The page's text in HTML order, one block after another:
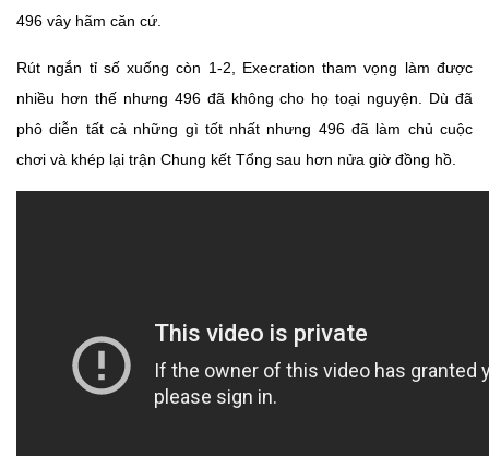
496 vây hãm căn cứ.
Rút ngắn tỉ số xuống còn 1-2, Execration tham vọng làm được
nhiều hơn thế nhưng 496 đã không cho họ toại nguyện. Dù đã
phô diễn tất cả những gì tốt nhất nhưng 496 đã làm chủ cuộc
chơi và khép lại trận Chung kết Tổng sau hơn nửa giờ đồng hồ.